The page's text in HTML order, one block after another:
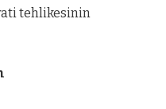
tehlikesinin